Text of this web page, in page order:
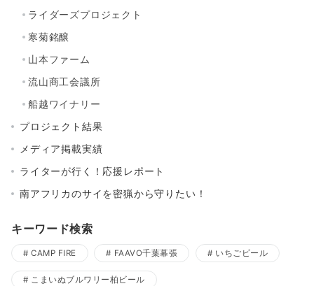
ライダーズプロジェクト
寒菊銘醸
山本ファーム
流山商工会議所
船越ワイナリー
プロジェクト結果
メディア掲載実績
ライターが行く！応援レポート
南アフリカのサイを密猟から守りたい！
キーワード検索
CAMP FIRE FAAVO千葉幕張 いちごビール
こまいぬブルワリー柏ビール